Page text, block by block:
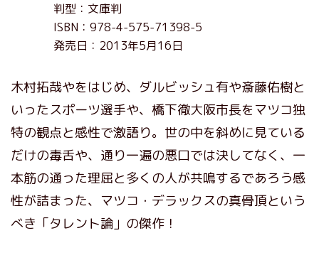
判型：文庫判
ISBN：978-4-575-71398-5
発売日：2013年5月16日
木村拓哉やをはじめ、ダルビッシュ有や斎藤佑樹と
いったスポーツ選手や、橋下徹大阪市長をマツコ独
特の観点と感性で激語り。世の中を斜めに見ている
だけの毒舌や、通り一遍の悪口では決してなく、一
本筋の通った理屈と多くの人が共鳴するであろう感
性が詰まった、マツコ・デラックスの真骨頂という
べき「タレント論」の傑作！